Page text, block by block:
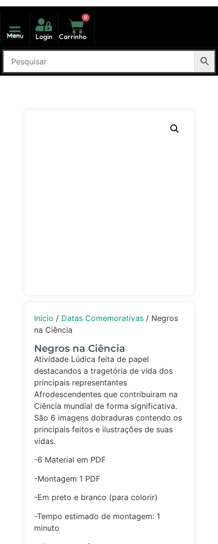
Menu Login
0
Carrinho
Início / Datas Comemorativas / Negros
na Ciência
Negros na Ciência
Atividade Lúdica feita de papel
destacandos a tragetória de vida dos
principais representantes
Afrodescendentes que contribuiram na
Ciência mundial de forma significativa.
São 6 imagens dobraduras contendo os
principais feitos e ilustrações de suas
vidas.
-6 Material em PDF
-Montagem 1 PDF
-Em preto e branco (para colorir)
-Tempo estimado de montagem: 1
minuto